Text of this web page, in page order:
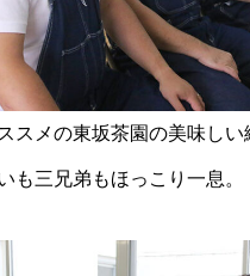
スメの東坂茶園の美味しい
も三兄弟もほっこり一息。